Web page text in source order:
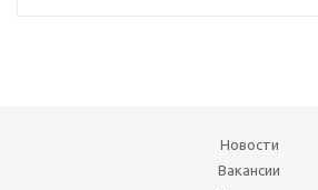
Новости
Вакансии